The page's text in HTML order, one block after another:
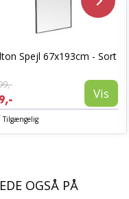
Spejl 67x193cm - Sort
Vis
Tilgængelig
OGSÅ PÅ